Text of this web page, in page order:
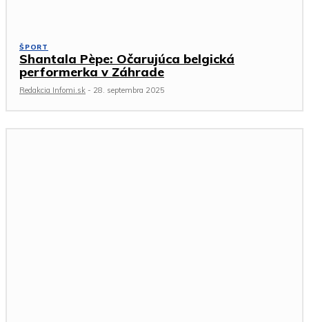
ŠPORT
Shantala Pèpe: Očarujúca belgická
performerka v Záhrade
Redakcia Infomi.sk - 28. septembra 2025